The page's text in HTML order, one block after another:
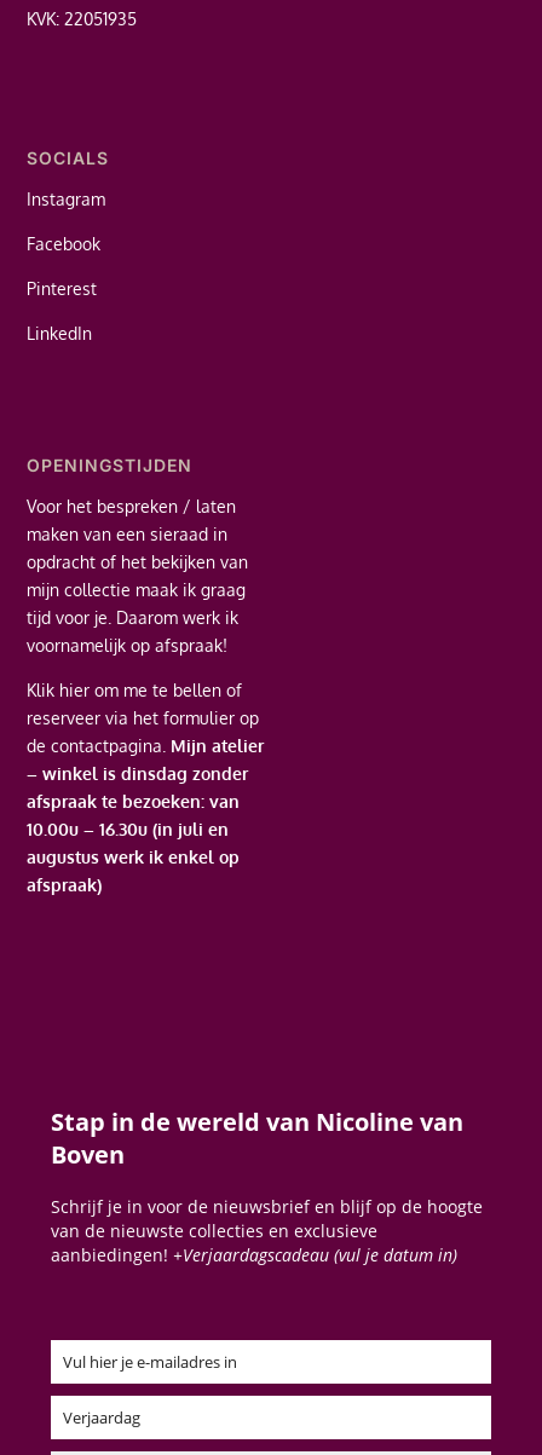
KVK: 22051935
SOCIALS
Instagram
Facebook
Pinterest
LinkedIn
OPENINGSTIJDEN
Voor het bespreken / laten
maken van een sieraad in
opdracht of het bekijken van
mijn collectie maak ik graag
tijd voor je. Daarom werk ik
voornamelijk op afspraak!
Klik hier om me te bellen of
reserveer via het formulier op
de contactpagina. Mijn atelier
– winkel is dinsdag zonder
afspraak te bezoeken: van
10.00u – 16.30u (in juli en
augustus werk ik enkel op
afspraak)
Stap in de wereld van Nicoline van
Boven
Schrijf je in voor de nieuwsbrief en blijf op de hoogte
van de nieuwste collecties en exclusieve
aanbiedingen!+Verjaardagscadeau (vul je datum in)
Email
Vul hier je e-mailadres in
Verjaardag
Verjaardag